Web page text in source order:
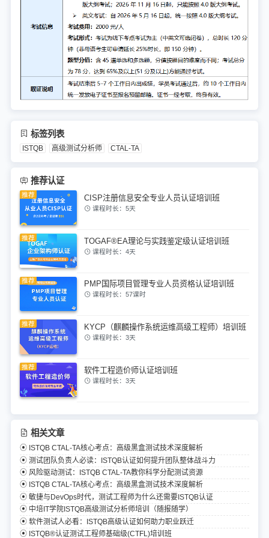
标签列表
ISTQB 高级测试分析师 CTAL-TA
推荐认证
CISP注册信息安全专业人员认证培训班
课程时长：5天
TOGAF®EA理论与实践鉴定级认证培训班
课程时长：4天
PMP国际项目管理专业人员资格认证培训班
课程时长：57课时
KYCP（麒麟操作系统运维高级工程师）培训班
课程时长：3天
软件工程造价师认证培训班
课程时长：3天
相关文章
ISTQB CTAL-TA核心考点：高级黑盒测试技术深度解析
测试团队负责人必读：ISTQB认证如何提升团队整体战斗力
风险驱动测试：ISTQB CTAL-TA教你科学分配测试资源
ISTQB CTAL-TA核心考点：高级黑盒测试技术深度解析
敏捷与DevOps时代，测试工程师为什么还需要ISTQB认证
中培IT学院ISTQB高级测试分析师培训（随报随学）
软件测试人必看：ISTQB高级认证如何助力职业跃迁
ISTQB®认证测试工程师基础级(CTFL)培训班